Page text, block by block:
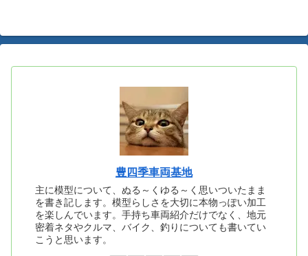
豊四季車両基地
主に模型について、ぬる～くゆる～く思いついたまま
を書き記します。模型らしさを大切に本物っぽい加工
を楽しんでいます。手持ち車両紹介だけでなく、地元
密着ネタやクルマ、バイク、釣りについても書いてい
こうと思います。